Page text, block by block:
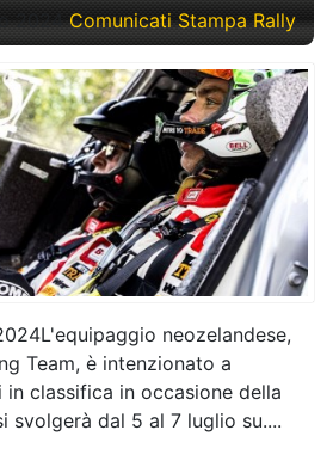
2024 Comunicati Stampa Rally
neozelandese,
Team, è intenzionato a
in classifica in occasione della
svolgerà dal 5 al 7 luglio su....